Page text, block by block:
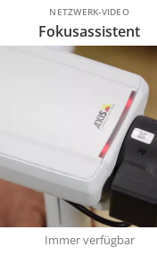
NETZWERK-VIDEO
Fokusassistent
Immer verfügbar